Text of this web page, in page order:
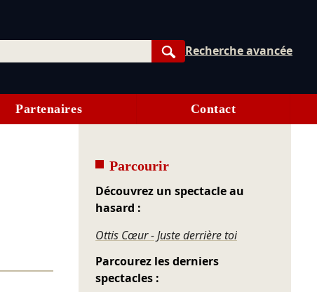
Rechercher
Recherche avancée
Partenaires Contact
Parcourir
Découvrez un spectacle au
hasard :
Ottis Cœur - Juste derrière toi
Parcourez les derniers
spectacles :